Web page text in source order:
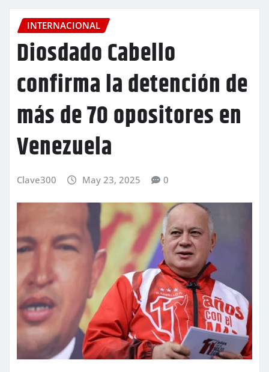
INTERNACIONAL
Diosdado Cabello
confirma la detención de
más de 70 opositores en
Venezuela
Clave300 May 23, 2025 0